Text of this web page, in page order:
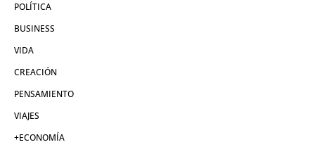
POLÍTICA
BUSINESS
VIDA
CREACIÓN
PENSAMIENTO
VIAJES
+ECONOMÍA